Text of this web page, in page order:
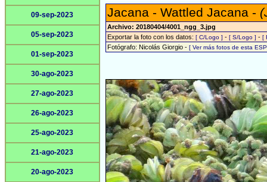
09-sep-2023
05-sep-2023
01-sep-2023
30-ago-2023
27-ago-2023
26-ago-2023
25-ago-2023
21-ago-2023
20-ago-2023
Jacana - Wattled Jacana -
Archivo: 20180404/4001_ngg_3.jpg
Exportar la foto con los datos: [ C/Logo ] - [ S/Logo ] - [
Fotógrafo: Nicolás Giorgio - [ Ver más fotos de esta